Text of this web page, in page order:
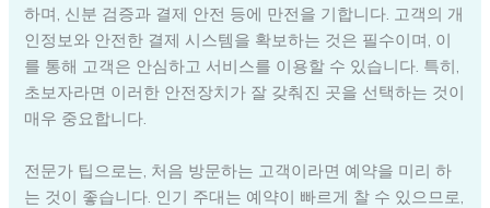
하며, 신분 검증과 결제 안전 등에 만전을 기합니다. 고객의 개
인정보와 안전한 결제 시스템을 확보하는 것은 필수이며, 이
를 통해 고객은 안심하고 서비스를 이용할 수 있습니다. 특히,
초보자라면 이러한 안전장치가 잘 갖춰진 곳을 선택하는 것이
매우 중요합니다.
전문가 팁으로는, 처음 방문하는 고객이라면 예약을 미리 하
는 것이 좋습니다. 인기 주대는 예약이 빠르게 찰 수 있으므로,